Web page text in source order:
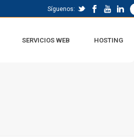
Síguenos:
SERVICIOS WEB HOSTING